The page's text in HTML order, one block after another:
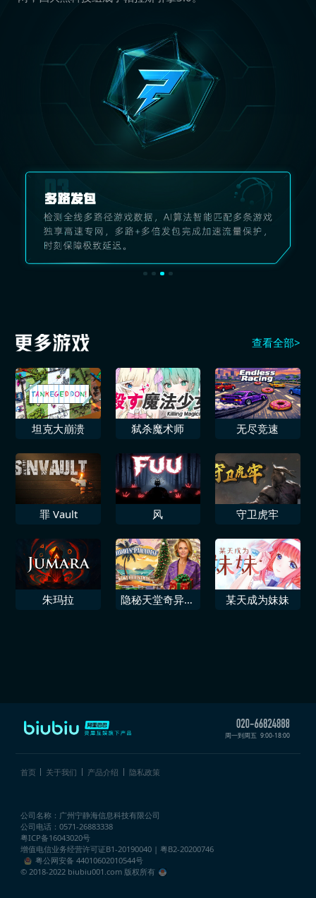
查看全部>
坦克大崩溃 弑杀魔术师 无尽竞速
罪 Vault 风 守卫虎牢
朱玛拉
隐秘天堂奇异果
某天成为妹妹
周一到周五 9:00-18:00
首页 关于我们 产品介绍 隐私政策
公司名称：广州宁静海信息科技有限公司
公司电话：0571-26883338
粤ICP备16043020号
增值电信业务经营许可证B1-20190040 | 粤B2-20200746
粤公网安备 44010602010544号
© 2018-2022 biubiu001.com 版权所有